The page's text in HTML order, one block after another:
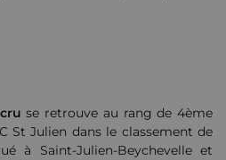
se retrouve au rang de 4ème
St Julien dans le classement de
à Saint-Julien-Beychevelle et